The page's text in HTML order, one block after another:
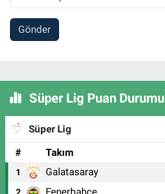
Gönder
Süper Lig Puan Durumu
Süper Lig
#
Takım
1 Galatasaray